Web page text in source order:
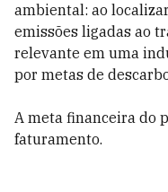
ambiental: ao
emissões ligadas ao
relevante em uma
por metas de
A meta financeira do
faturamento.